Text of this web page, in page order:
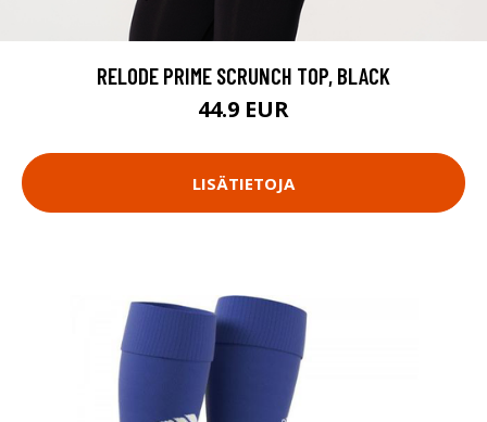
RELODE PRIME SCRUNCH TOP, BLACK
44.9 EUR
LISÄTIETOJA